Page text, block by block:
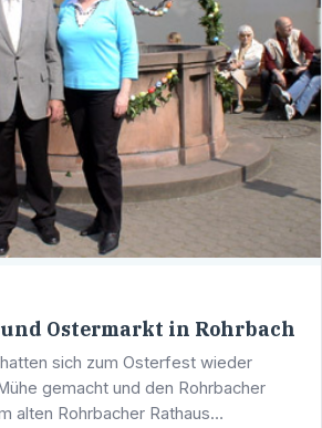
Ostermarkt in Rohrbach
sich zum Osterfest wieder
gemacht und den Rohrbacher
alten Rohrbacher Rathaus